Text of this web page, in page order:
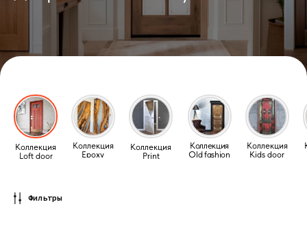
Коллекция
Old fashion
Коллекция
Kids door
Коллекция
Loft door
Коллекция
Epoxy
Коллекция
Print
Фильтры